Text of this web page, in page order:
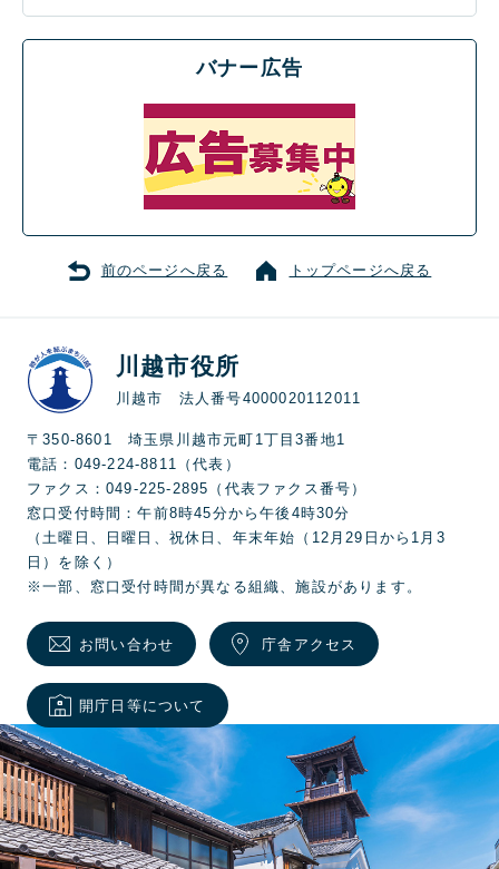
バナー広告
前のページへ戻る トップページへ戻る
川越市役所
川越市 法人番号4000020112011
〒350-8601 埼玉県川越市元町1丁目3番地1
電話：049-224-8811（代表）
ファクス：049-225-2895（代表ファクス番号）
窓口受付時間：午前8時45分から午後4時30分
（土曜日、日曜日、祝休日、年末年始（12月29日から1月3
日）を除く）
※一部、窓口受付時間が異なる組織、施設があります。
お問い合わせ 庁舎アクセス
開庁日等について